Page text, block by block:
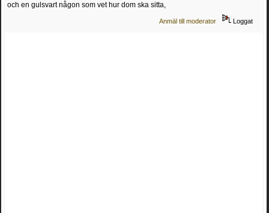
och en gulsvart någon som vet hur dom ska sitta,
Anmäl till moderator Loggat